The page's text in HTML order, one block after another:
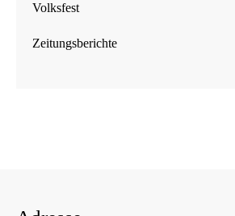
Volksfest
Zeitungsberichte